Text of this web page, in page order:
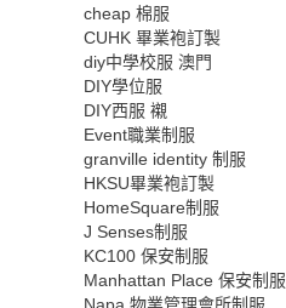
cheap 棉服
CUHK 畢業袍訂製
diy中學校服 澳門
DIY學位服
DIY西服 襯
Event職業制服
granville identity 制服
HKSU畢業袍訂製
HomeSquare制服
J Senses制服
KC100 保安制服
Manhattan Place 保安制服